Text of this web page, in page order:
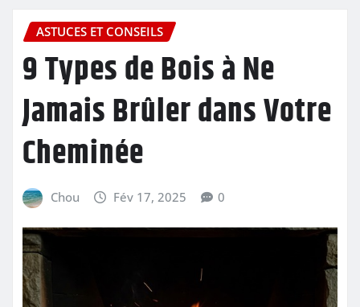
ASTUCES ET CONSEILS
9 Types de Bois à Ne
Jamais Brûler dans Votre
Cheminée
Chou Fév 17, 2025 0